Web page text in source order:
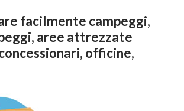
facilmente campeggi,
aree attrezzate
officine,